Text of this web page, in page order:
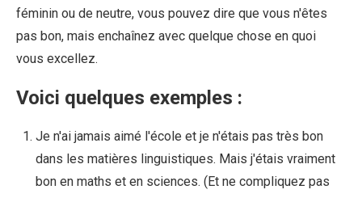
féminin ou de neutre, vous pouvez dire que vous n'êtes
pas bon, mais enchaînez avec quelque chose en quoi
vous excellez.
Voici quelques exemples :
Je n'ai jamais aimé l'école et je n'étais pas très bon
dans les matières linguistiques. Mais j'étais vraiment
bon en maths et en sciences. (Et ne compliquez pas